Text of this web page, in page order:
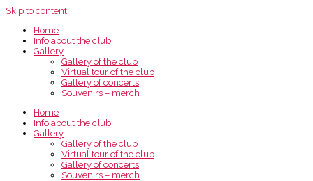
Skip to content
Home
Info about the club
Gallery
Gallery of the club
Virtual tour of the club
Gallery of concerts
Souvenirs – merch
Home
Info about the club
Gallery
Gallery of the club
Virtual tour of the club
Gallery of concerts
Souvenirs – merch